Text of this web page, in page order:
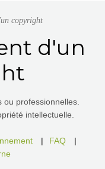
copyright
d'un
professionnelles.
intellectuelle.
| FAQ
|